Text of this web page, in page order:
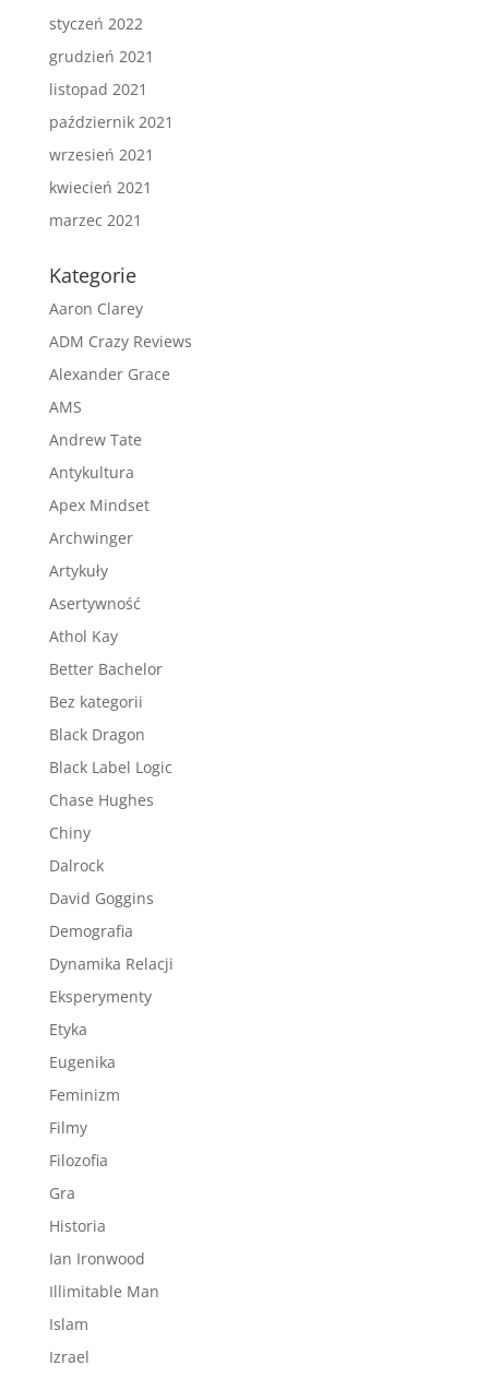
styczeń 2022
grudzień 2021
listopad 2021
październik 2021
wrzesień 2021
kwiecień 2021
marzec 2021
Kategorie
Aaron Clarey
ADM Crazy Reviews
Alexander Grace
AMS
Andrew Tate
Antykultura
Apex Mindset
Archwinger
Artykuły
Asertywność
Athol Kay
Better Bachelor
Bez kategorii
Black Dragon
Black Label Logic
Chase Hughes
Chiny
Dalrock
David Goggins
Demografia
Dynamika Relacji
Eksperymenty
Etyka
Eugenika
Feminizm
Filmy
Filozofia
Gra
Historia
Ian Ironwood
Illimitable Man
Islam
Izrael